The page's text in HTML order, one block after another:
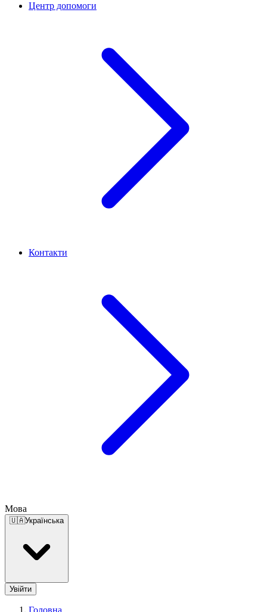
Центр допомоги
Контакти
Мова
🇺🇦Українська
Увійти